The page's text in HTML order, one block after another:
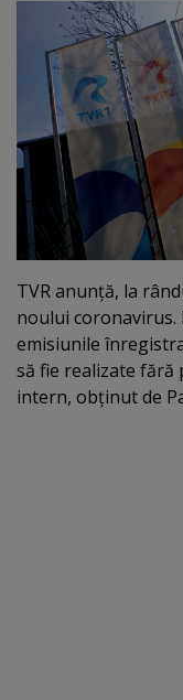
TVR anunţă, la
noului coronavirus.
emisiunile
să fie realizate
intern, obţinut de